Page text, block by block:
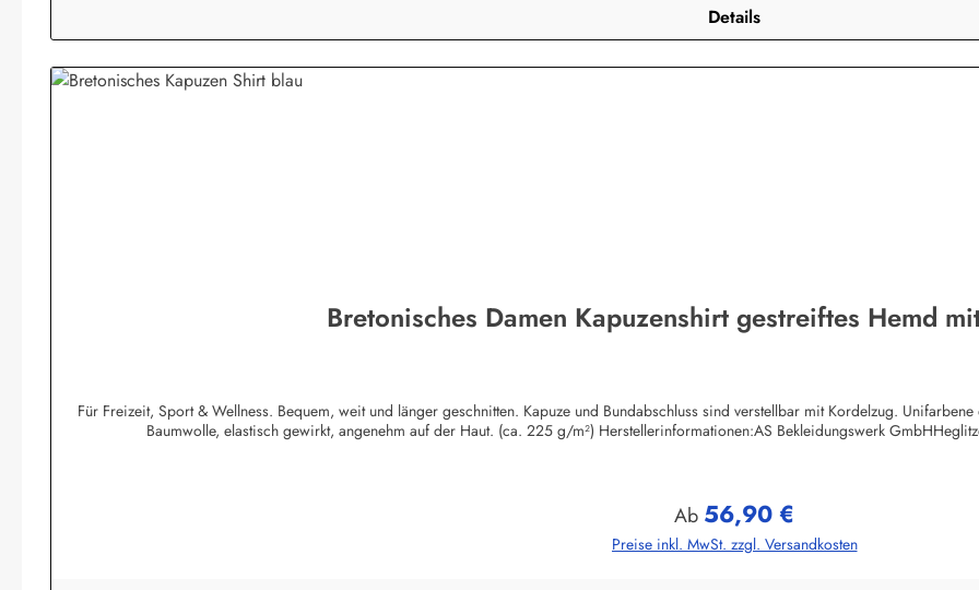
Details
Bretonisches Damen Kapuzenshirt gestreiftes Hemd
Für Freizeit, Sport & Wellness. Bequem, weit und länger geschnitten. Kapuze und Bundabschluss sind verstellbar mit Kordelzug.
Baumwolle, elastisch gewirkt, angenehm auf der Haut. (ca. 225 g/m²) Herstellerinformationen:AS Bekleidungswerk
Regulärer Preis:
Ab 56,90 €
Preise inkl. MwSt. zzgl. Versandkosten